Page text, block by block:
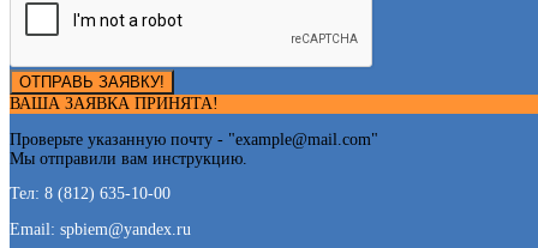
ОТПРАВЬ ЗАЯВКУ!
ВАША ЗАЯВКА ПРИНЯТА!
Проверьте указанную почту - "example@mail.com"
Мы отправили вам инструкцию.
Тел: 8 (812) 635-10-00
Email: spbiem@yandex.ru